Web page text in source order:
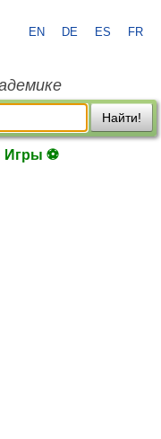
EN DE ES FR
Найти!
Игры ⚽